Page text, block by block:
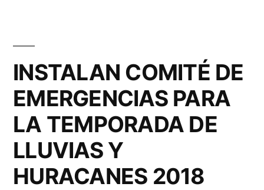
lluvias
en
Morelia”
para
afectaciones
por
lluvias
en
Morelia
INSTALAN COMITÉ DE
EMERGENCIAS PARA
LA TEMPORADA DE
LLUVIAS Y
HURACANES 2018